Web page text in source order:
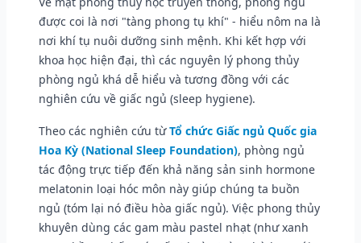
được coi là nơi "tàng phong tụ khí" - hiểu nôm na là
nơi khí tụ nuôi dưỡng sinh mệnh. Khi kết hợp với
khoa học hiện đại, thì các nguyên lý phong thủy
phòng ngủ khá dễ hiểu và tương đồng với các
nghiên cứu về giấc ngủ (sleep hygiene).
Theo các nghiên cứu từTổ chức Giấc ngủ Quốc gia
Hoa Kỳ (National Sleep Foundation), phòng ngủ
tác động trực tiếp đến khả năng sản sinh hormone
melatonin loại hóc môn này giúp chúng ta buồn
ngủ (tóm lại nó điều hòa giấc ngủ). Việc phong thủy
khuyên dùng các gam màu pastel nhạt (như xanh